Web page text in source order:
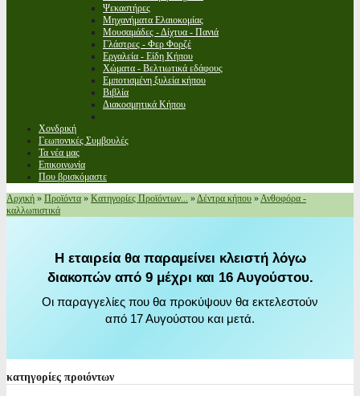
Ψεκαστήρες
Μηχανήματα Ελαιοκομίας
Μουσαμάδες - Δίχτυα - Πανιά
Γλάστρες - Φερ Φορζέ
Εργαλεία - Είδη Κήπου
Χώματα - Βελτιωτικά εδάφους
Εμποτισμένη ξυλεία κήπου
Βιβλία
Διακοσμητικά Κήπου
Χονδρική
Γεωπονικές Συμβουλές
Τα νέα μας
Επικοινωνία
Που βρισκόμαστε
Αρχική » Προϊόντα » Κατηγορίες Προϊόντων... »Δέντρα κήπου »Ανθοφόρα -
καλλωπιστικά
Η εταιρεία θα παραμείνει κλειστή λόγω
διακοπών από 9 μέχρι και 16 Αυγούστου.
Οι παραγγελίες που θα προκύψουν θα εκτελεστούν
από 17 Αυγούστου και μετά.
κατηγορίες προιόντων